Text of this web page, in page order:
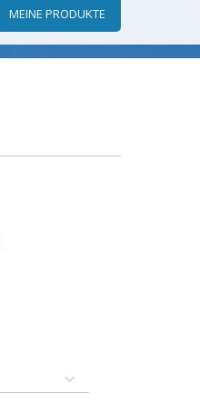
MEINE PRODUKTE